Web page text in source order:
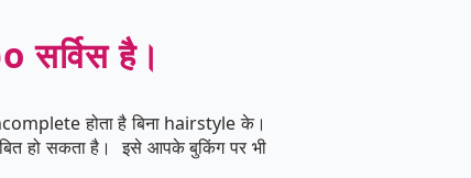
है।
होता है बिना hairstyle के।
हो सकता है। इसे आपके बुकिंग पर भी